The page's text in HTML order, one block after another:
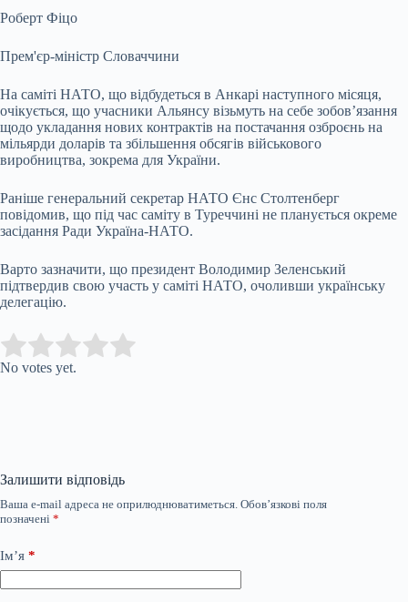
Роберт Фіцо
Прем'єр-міністр Словаччини
На саміті НАТО, що відбудеться в Анкарі наступного місяця,
очікується, що учасники Альянсу візьмуть на себе зобов’язання
щодо укладання нових контрактів на постачання озброєнь на
мільярди доларів та збільшення обсягів військового
виробництва, зокрема для України.
Раніше генеральний секретар НАТО Єнс Столтенберг
повідомив, що під час саміту в Туреччині не планується окреме
засідання Ради Україна-НАТО.
Варто зазначити, що президент Володимир Зеленський
підтвердив свою участь у саміті НАТО, очоливши українську
делегацію.
Rate this item:
No votes yet.
Залишити відповідь
Ваша e-mail адреса не оприлюднюватиметься. Обов’язкові поля
позначені *
Ім’я *